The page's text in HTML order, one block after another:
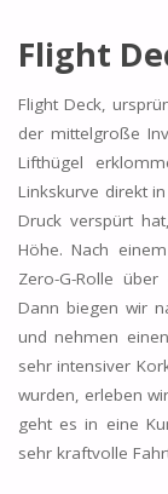
Flight
Flight Deck,
der mittelgroße
Lifthügel
Linkskurve direkt
Druck verspürt
Höhe. Nach
Zero-G-Rolle
Dann biegen wir
und nehmen
sehr intensiver
wurden, erleben
geht es in eine
sehr kraftvolle